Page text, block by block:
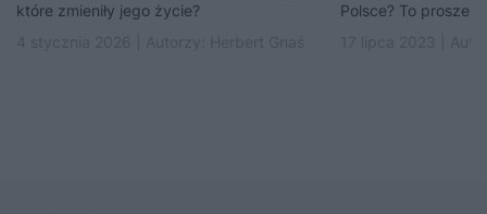
które zmieniły jego życie?
Polsce? To